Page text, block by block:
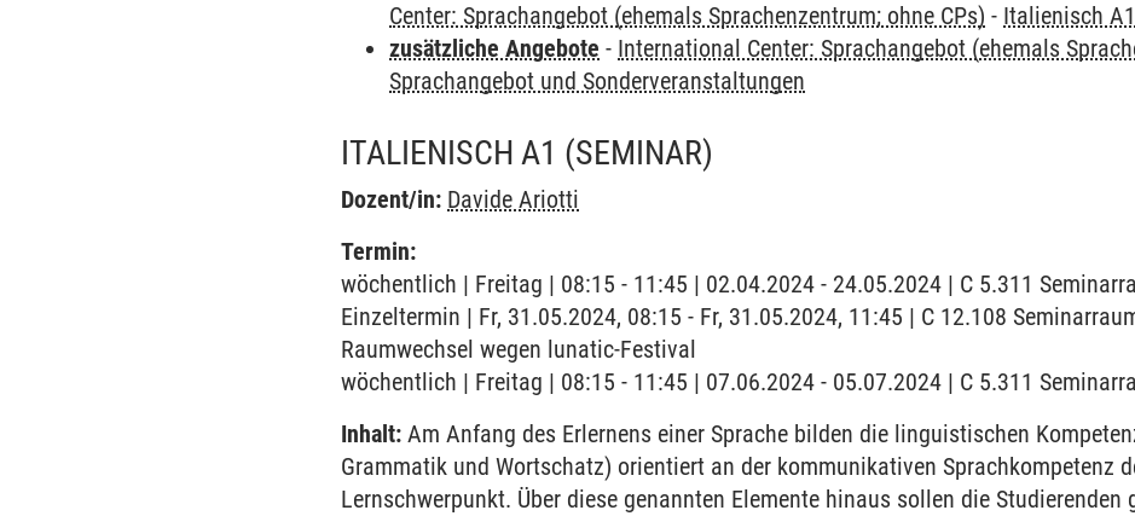
Center: Sprachangebot (ehemals Sprachenzentrum; ohne CPs) - Italienisch A1
zusätzliche Angebote - International Center: Sprachangebot (ehemals
Sprachangebot und Sonderveranstaltungen
ITALIENISCH A1 (SEMINAR)
Dozent/in: Davide Ariotti
Termin:
wöchentlich | Freitag | 08:15 - 11:45 | 02.04.2024 - 24.05.2024 | C 5.311
Einzeltermin | Fr, 31.05.2024, 08:15 - Fr, 31.05.2024, 11:45 | C 12.108
Raumwechsel wegen lunatic-Festival
wöchentlich | Freitag | 08:15 - 11:45 | 07.06.2024 - 05.07.2024 | C 5.311
Inhalt: Am Anfang des Erlernens einer Sprache bilden die linguistischen
Grammatik und Wortschatz) orientiert an der kommunikativen Sprachkompetenz
Lernschwerpunkt. Über diese genannten Elemente hinaus sollen die